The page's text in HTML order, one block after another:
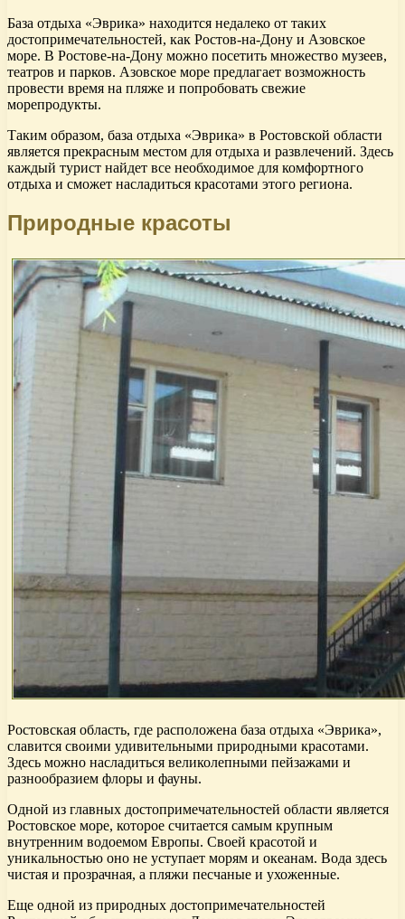
База отдыха «Эврика» находится недалеко от таких
достопримечательностей, как Ростов-на-Дону и Азовское
море. В Ростове-на-Дону можно посетить множество музеев,
театров и парков. Азовское море предлагает возможность
провести время на пляже и попробовать свежие
морепродукты.
Таким образом, база отдыха «Эврика» в Ростовской области
является прекрасным местом для отдыха и развлечений. Здесь
каждый турист найдет все необходимое для комфортного
отдыха и сможет насладиться красотами этого региона.
Природные красоты
Ростовская область, где расположена база отдыха «Эврика»,
славится своими удивительными природными красотами.
Здесь можно насладиться великолепными пейзажами и
разнообразием флоры и фауны.
Одной из главных достопримечательностей области является
Ростовское море, которое считается самым крупным
внутренним водоемом Европы. Своей красотой и
уникальностью оно не уступает морям и океанам. Вода здесь
чистая и прозрачная, а пляжи песчаные и ухоженные.
Еще одной из природных достопримечательностей